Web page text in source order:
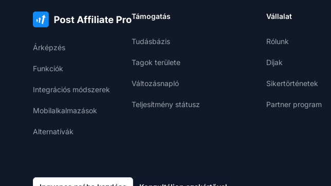
Árképzés
Funkciók
Integrációs módszerek
Mobilalkalmazások
Alternatívák
Támogatás
Tudásbázis
Tagok területe
Változásnapló
Teljesítmény státusz
Vállalat
Rólunk
Díjak
Sikertörténetek
Partner program